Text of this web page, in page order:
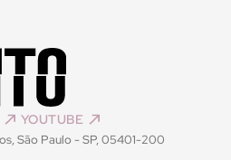
YOUTUBE
São Paulo - SP, 05401-200